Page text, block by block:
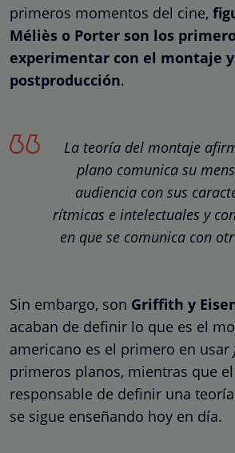
primeros momentos del cine,
Méliès o Porter son los
experimentar con el montaje
postproducción.
La teoría del montaje
plano comunica su
audiencia con sus
rítmicas e intelectuales y
en que se comunica con
Sin embargo, son Griffith y
acaban de definir lo que es el
americano es el primero en usar
primeros planos, mientras que
responsable de definir una
se sigue enseñando hoy en día.